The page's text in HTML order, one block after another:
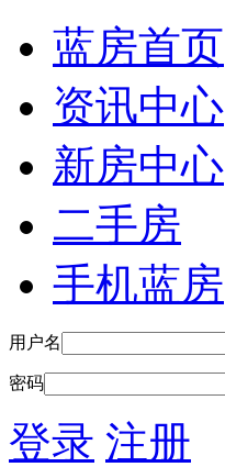
蓝房首页
资讯中心
新房中心
二手房
手机蓝房
用户名
密码
登录 注册